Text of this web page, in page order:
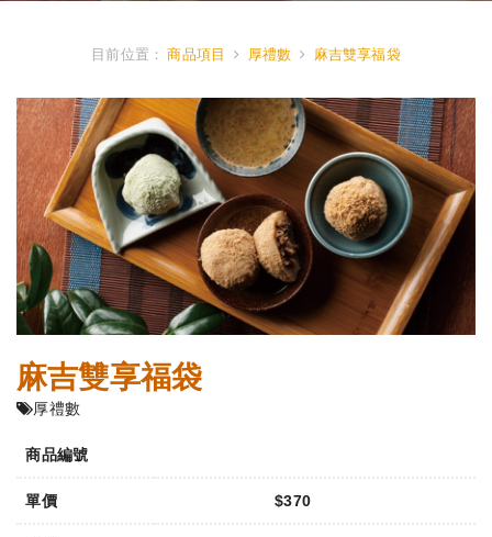
目前位置： 商品項目 厚禮數 麻吉雙享福袋
麻吉雙享福袋
厚禮數
商品編號
單價 $370